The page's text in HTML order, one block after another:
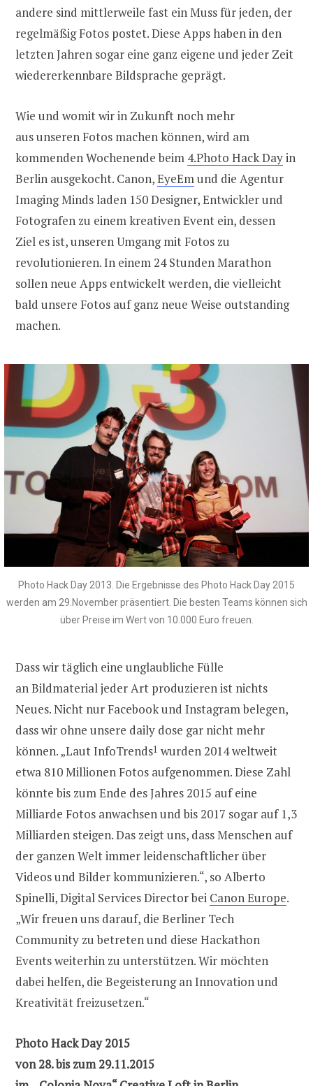
andere sind mittlerweile fast ein Muss für jeden, der
regelmäßig Fotos postet. Diese Apps haben in den
letzten Jahren sogar eine ganz eigene und jeder Zeit
wiedererkennbare Bildsprache geprägt.
Wie und womit wir in Zukunft noch mehr
aus unseren Fotos machen können, wird am
kommenden Wochenende beim 4.Photo Hack Dayin
Berlin ausgekocht. Canon,EyeEmund die Agentur
Imaging Minds laden 150 Designer, Entwickler und
Fotografen zu einem kreativen Event ein, dessen
Ziel es ist, unseren Umgang mit Fotos zu
revolutionieren. In einem 24 Stunden Marathon
sollen neue Apps entwickelt werden, die vielleicht
bald unsere Fotos auf ganz neue Weise outstanding
machen.
Photo Hack Day 2013. Die Ergebnisse des Photo Hack Day 2015
werden am 29.November präsentiert. Die besten Teams können sich
über Preise im Wert von 10.000 Euro freuen.
Dass wir täglich eine unglaubliche Fülle
an Bildmaterial jeder Art produzieren ist nichts
Neues. Nicht nur Facebook und Instagram belegen,
dass wir ohne unsere daily dose gar nicht mehr
können. „Laut InfoTrends1 wurden 2014 weltweit
etwa 810 Millionen Fotos aufgenommen. Diese Zahl
könnte bis zum Ende des Jahres 2015 auf eine
Milliarde Fotos anwachsen und bis 2017 sogar auf 1,3
Milliarden steigen. Das zeigt uns, dass Menschen auf
der ganzen Welt immer leidenschaftlicher über
Videos und Bilder kommunizieren.“, so Alberto
Spinelli, Digital Services Director bei Canon Europe.
„Wir freuen uns darauf, die Berliner Tech
Community zu betreten und diese Hackathon
Events weiterhin zu unterstützen. Wir möchten
dabei helfen, die Begeisterung an Innovation und
Kreativität freizusetzen.“
Photo Hack Day 2015
von 28. bis zum 29.11.2015